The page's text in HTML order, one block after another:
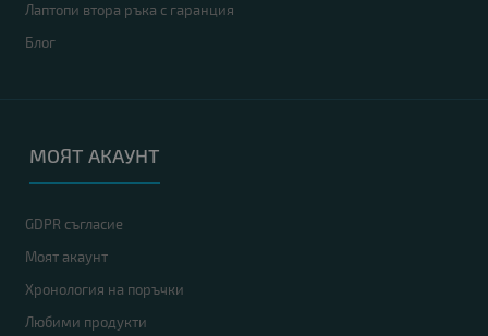
Лаптопи втора ръка с гаранция
Блог
МОЯТ АКАУНТ
GDPR съгласие
Моят акаунт
Хронология на поръчки
Любими продукти